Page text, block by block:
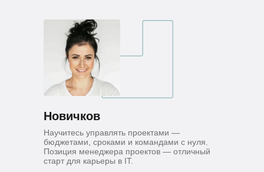
Новичков
Научитесь управлять проектами —
бюджетами, сроками и командами с нуля.
Позиция менеджера проектов — отличный
старт для карьеры в IT.